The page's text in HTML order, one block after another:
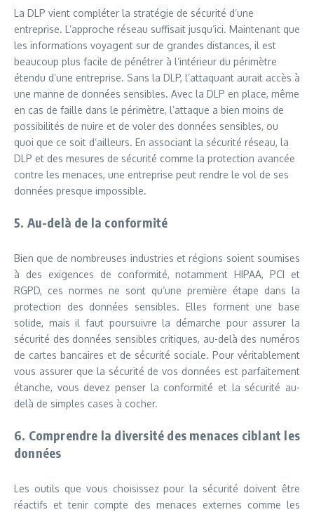
La DLP vient compléter la stratégie de sécurité d’une
entreprise. L’approche réseau suffisait jusqu’ici. Maintenant que
les informations voyagent sur de grandes distances, il est
beaucoup plus facile de pénétrer à l’intérieur du périmètre
étendu d’une entreprise. Sans la DLP, l’attaquant aurait accès à
une manne de données sensibles. Avec la DLP en place, même
en cas de faille dans le périmètre, l’attaque a bien moins de
possibilités de nuire et de voler des données sensibles, ou
quoi que ce soit d’ailleurs. En associant la sécurité réseau, la
DLP et des mesures de sécurité comme la protection avancée
contre les menaces, une entreprise peut rendre le vol de ses
données presque impossible.
5. Au-delà de la conformité
Bien que de nombreuses industries et régions soient soumises
à des exigences de conformité, notamment HIPAA, PCI et
RGPD, ces normes ne sont qu’une première étape dans la
protection des données sensibles. Elles forment une base
solide, mais il faut poursuivre la démarche pour assurer la
sécurité des données sensibles critiques, au-delà des numéros
de cartes bancaires et de sécurité sociale. Pour véritablement
vous assurer que la sécurité de vos données est parfaitement
étanche, vous devez penser la conformité et la sécurité au-
delà de simples cases à cocher.
6. Comprendre la diversité des menaces ciblant les
données
Les outils que vous choisissez pour la sécurité doivent être
réactifs et tenir compte des menaces externes comme les